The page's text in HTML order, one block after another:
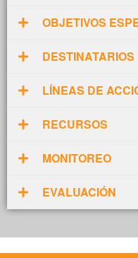
OBJETIVOS
DESTINATARIOS
LÍNEAS DE
RECURSOS
MONITOREO
EVALUACIÓN